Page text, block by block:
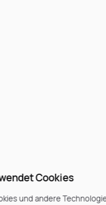
Cookies
und andere